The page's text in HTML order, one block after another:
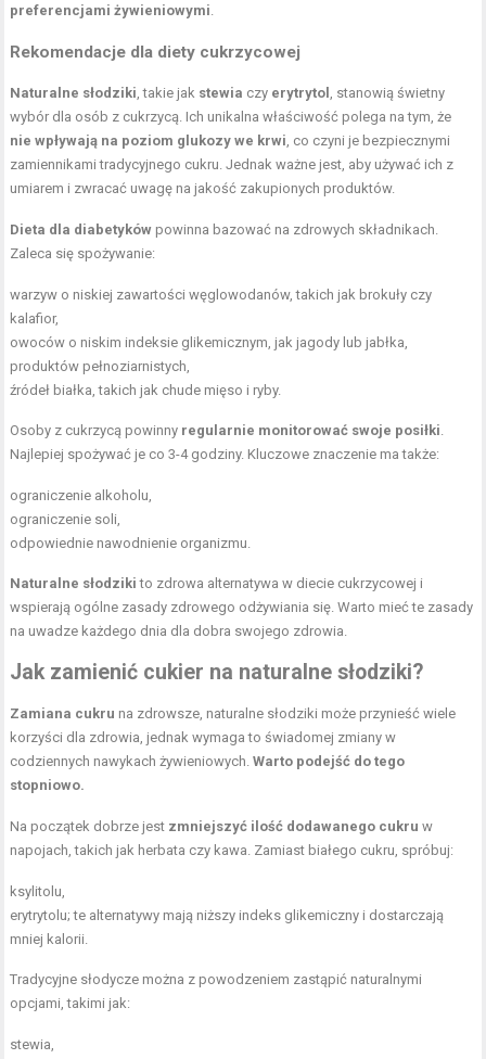
preferencjami żywieniowymi.
Rekomendacje dla diety cukrzycowej
Naturalne słodziki, takie jak stewia czy erytrytol , stanowią świetny
wybór dla osób z cukrzycą. Ich unikalna właściwość polega na tym, że
nie wpływają na poziom glukozy we krwi, co czyni je bezpiecznymi
zamiennikami tradycyjnego cukru. Jednak ważne jest, aby używać ich z
umiarem i zwracać uwagę na jakość zakupionych produktów.
Dieta dla diabetyków powinna bazować na zdrowych składnikach.
Zaleca się spożywanie:
warzyw o niskiej zawartości węglowodanów, takich jak brokuły czy
kalafior,
owoców o niskim indeksie glikemicznym, jak jagody lub jabłka,
produktów pełnoziarnistych,
źródeł białka, takich jak chude mięso i ryby.
Osoby z cukrzycą powinny regularnie monitorować swoje posiłki.
Najlepiej spożywać je co 3-4 godziny. Kluczowe znaczenie ma także:
ograniczenie alkoholu,
ograniczenie soli,
odpowiednie nawodnienie organizmu.
Naturalne słodziki to zdrowa alternatywa w diecie cukrzycowej i
wspierają ogólne zasady zdrowego odżywiania się. Warto mieć te zasady
na uwadze każdego dnia dla dobra swojego zdrowia.
Jak zamienić cukier na naturalne słodziki?
Zamiana cukru na zdrowsze, naturalne słodziki może przynieść wiele
korzyści dla zdrowia, jednak wymaga to świadomej zmiany w
codziennych nawykach żywieniowych.Warto podejść do tego
stopniowo.
Na początek dobrze jest zmniejszyć ilość dodawanego cukru w
napojach, takich jak herbata czy kawa. Zamiast białego cukru, spróbuj:
ksylitolu,
erytrytolu; te alternatywy mają niższy indeks glikemiczny i dostarczają
mniej kalorii.
Tradycyjne słodycze można z powodzeniem zastąpić naturalnymi
opcjami, takimi jak:
stewia,